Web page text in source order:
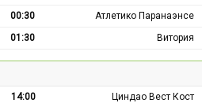
00:30
Атлетико Паранаэнсе
01:30 Витория
14:00
Циндао Вест Кост